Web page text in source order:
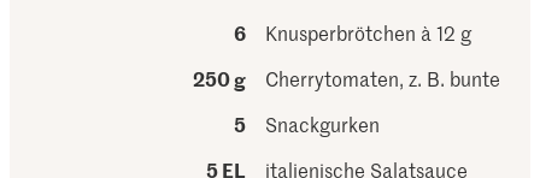
6
Knusperbrötchen à 12 g
250 g
Cherrytomaten, z. B. bunte
5
Snackgurken
5 EL
italienische Salatsauce